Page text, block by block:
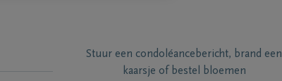
Stuur een condoléancebericht, brand een
kaarsje of bestel bloemen